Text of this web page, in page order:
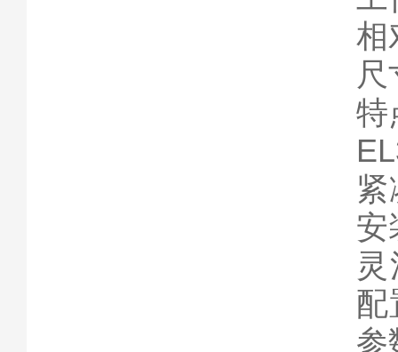
相
特
安
配
参